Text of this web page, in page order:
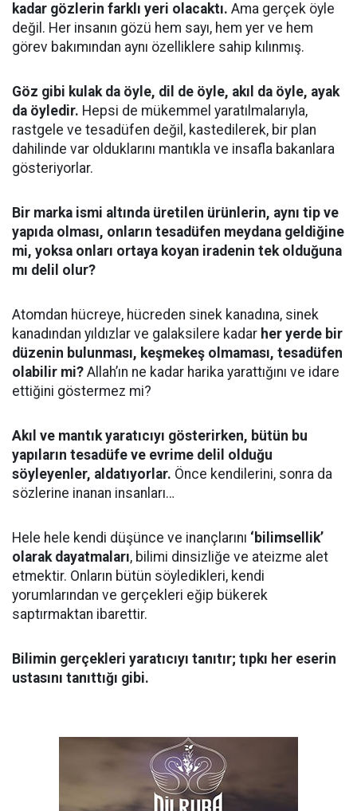
kadar gözlerin farklı yeri olacaktı. Ama gerçek öyle
değil. Her insanın gözü hem sayı, hem yer ve hem
görev bakımından aynı özelliklere sahip kılınmış.
Göz gibi kulak da öyle, dil de öyle, akıl da öyle, ayak
da öyledir. Hepsi de mükemmel yaratılmalarıyla,
rastgele ve tesadüfen değil, kastedilerek, bir plan
dahilinde var olduklarını mantıkla ve insafla bakanlara
gösteriyorlar.
Bir marka ismi altında üretilen ürünlerin, aynı tip ve
yapıda olması, onların tesadüfen meydana geldiğine
mi, yoksa onları ortaya koyan iradenin tek olduğuna
mı delil olur?
Atomdan hücreye, hücreden sinek kanadına, sinek
kanadından yıldızlar ve galaksilere kadar her yerde bir
düzenin bulunması, keşmekeş olmaması, tesadüfen
olabilir mi? Allah’ın ne kadar harika yarattığını ve idare
ettiğini göstermez mi?
Akıl ve mantık yaratıcıyı gösterirken, bütün bu
yapıların tesadüfe ve evrime delil olduğu
söyleyenler, aldatıyorlar. Önce kendilerini, sonra da
sözlerine inanan insanları…
Hele hele kendi düşünce ve inançlarını ‘bilimsellik’
olarak dayatmaları, bilimi dinsizliğe ve ateizme alet
etmektir. Onların bütün söyledikleri, kendi
yorumlarından ve gerçekleri eğip bükerek
saptırmaktan ibarettir.
Bilimin gerçekleri yaratıcıyı tanıtır; tıpkı her eserin
ustasını tanıttığı gibi.